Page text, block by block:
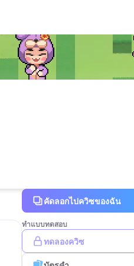
คัดลอกไปควิซของฉัน
ทำแบบทดสอบ
ทดลองควิซ